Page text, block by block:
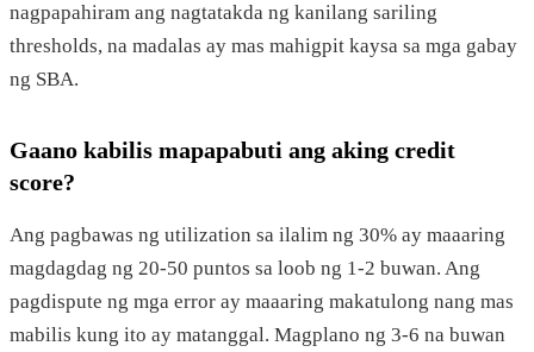
nagpapahiram ang nagtatakda ng kanilang sariling
thresholds, na madalas ay mas mahigpit kaysa sa mga gabay
ng SBA.
Gaano kabilis mapapabuti ang aking credit
score?
Ang pagbawas ng utilization sa ilalim ng 30% ay maaaring
magdagdag ng 20-50 puntos sa loob ng 1-2 buwan. Ang
pagdispute ng mga error ay maaaring makatulong nang mas
mabilis kung ito ay matanggal. Magplano ng 3-6 na buwan